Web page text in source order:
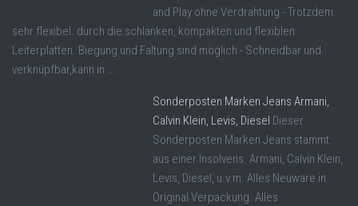
and Play ohne Verdrahtung - Trotzdem
sehr flexibel. durch die schlanken, kompakten und flexiblen
Leiterplatten. Biegung und Faltung sind möglich - Schneidbar und
verknüpfbar,kann in ...
Sonderposten Marken Jeans Armani,
Calvin Klein, Levis, Diesel Dieser
Sonderposten Marken Jeans stammt
aus einer Insolvens. Armani, Calvin Klein,
Levis, Diesel, u.v.m. Alles Neuware in
Original Verpackung. Alles